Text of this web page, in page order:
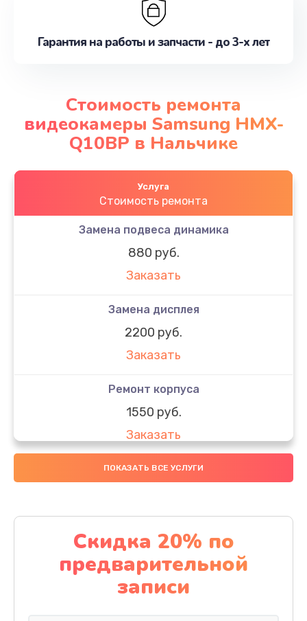
Гарантия на работы и запчасти - до 3-х лет
Стоимость ремонта
видеокамеры Samsung HMX-
Q10BP в Нальчике
Услуга
Стоимость ремонта
Замена подвеса динамика
880 руб.
Заказать
Замена дисплея
2200 руб.
Заказать
Ремонт корпуса
1550 руб.
Заказать
Настройка
Заказать
Ремонт кнопки
1200 руб.
Заказать
ПОКАЗАТЬ ВСЕ УСЛУГИ
Скидка 20% по
предварительной
записи